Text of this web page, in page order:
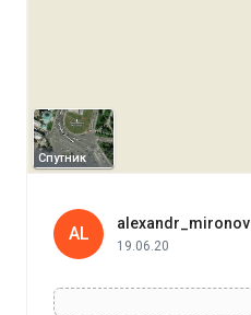
Спутник
AL
alexandr_mironov
19.06.20